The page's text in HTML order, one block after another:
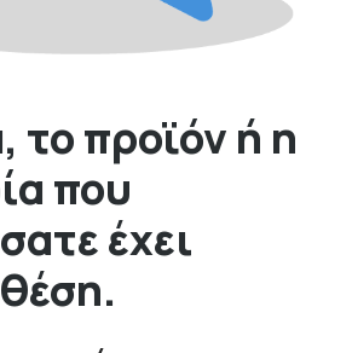
το προϊόν ή η
που
έχει